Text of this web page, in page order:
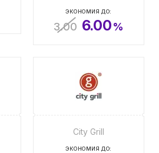
ЭКОНОМИЯ ДО:
3.00 6.00%
City Grill
ЭКОНОМИЯ ДО: